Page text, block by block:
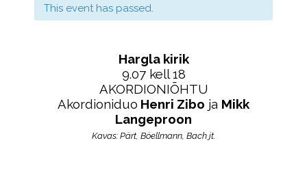
This event has passed.
Hargla kirik
9.07 kell 18
AKORDIONIÕHTU
Akordioniduo Henri Zibo ja Mikk
Langeproon
Kavas: Pärt, Böellmann, Bach jt.